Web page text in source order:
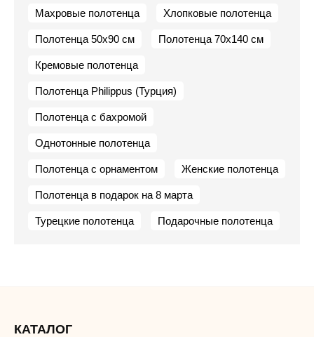
Махровые полотенца Хлопковые полотенца
Полотенца 50х90 см Полотенца 70х140 см
Кремовые полотенца
Полотенца Philippus (Турция)
Полотенца с бахромой
Однотонные полотенца
Полотенца с орнаментом Женские полотенца
Полотенца в подарок на 8 марта
Турецкие полотенца Подарочные полотенца
КАТАЛОГ